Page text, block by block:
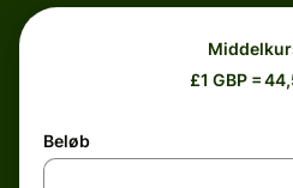
£1 GBP =
Beløb